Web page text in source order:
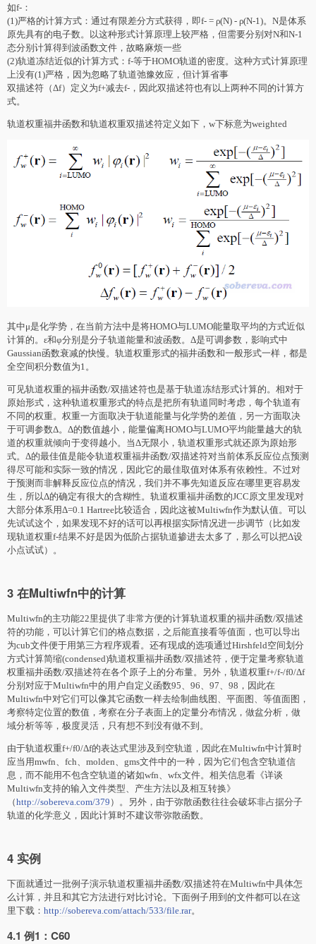
如f-：
(1)严格的计算方式：通过有限差分方式获得，即f- = ρ(N) - ρ(N-1)。N是体系
原先具有的电子数。以这种形式计算原理上较严格，但需要分别对N和N-1
态分别计算得到波函数文件，故略麻烦一些
(2)轨道冻结近似的计算方式：f-等于HOMO轨道的密度。这种方式计算原理
上没有(1)严格，因为忽略了轨道弛豫效应，但计算省事
双描述符（Δf）定义为f+减去f-，因此双描述符也有以上两种不同的计算方
式。
轨道权重福井函数和轨道权重双描述符定义如下，w下标意为weighted
其中μ是化学势，在当前方法中是将HOMO与LUMO能量取平均的方式近似
计算的。ε和φ分别是分子轨道能量和波函数。Δ是可调参数，影响式中
Gaussian函数衰减的快慢。轨道权重形式的福井函数和一般形式一样，都是
全空间积分数值为1。
可见轨道权重的福井函数/双描述符也是基于轨道冻结形式计算的。相对于
原始形式，这种轨道权重形式的特点是把所有轨道同时考虑，每个轨道有
不同的权重。权重一方面取决于轨道能量与化学势的差值，另一方面取决
于可调参数Δ。Δ的数值越小，能量偏离HOMO与LUMO平均能量越大的轨
道的权重就倾向于变得越小。当Δ无限小，轨道权重形式就还原为原始形
式。Δ的最佳值是能令轨道权重福井函数/双描述符对当前体系反应位点预测
得尽可能和实际一致的情况，因此它的最佳取值对体系有依赖性。不过对
于预测而非解释反应位点的情况，我们并不事先知道反应在哪里更容易发
生，所以Δ的确定有很大的含糊性。轨道权重福井函数的JCC原文里发现对
大部分体系用Δ=0.1 Hartree比较适合，因此这被Multiwfn作为默认值。可以
先试试这个，如果发现不好的话可以再根据实际情况进一步调节（比如发
现轨道权重f-结果不好是因为低阶占据轨道掺进去太多了，那么可以把Δ设
小点试试）。
3 在Multiwfn中的计算
Multiwfn的主功能22里提供了非常方便的计算轨道权重的福井函数/双描述
符的功能，可以计算它们的格点数据，之后能直接看等值面，也可以导出
为cub文件便于用第三方程序观看。还有现成的选项通过Hirshfeld空间划分
方式计算简缩(condensed)轨道权重福井函数/双描述符，便于定量考察轨道
权重福井函数/双描述符在各个原子上的分布量。另外，轨道权重f+/f-/f0/Δf
分别对应于Multiwfn中的用户自定义函数95、96、97、98，因此在
Multiwfn中对它们可以像其它函数一样去绘制曲线图、平面图、等值面图，
考察特定位置的数值，考察在分子表面上的定量分布情况，做盆分析，做
域分析等等，极度灵活，只有想不到没有做不到。
由于轨道权重f+/f0/Δf的表达式里涉及到空轨道，因此在Multiwfn中计算时
应当用mwfn、fch、molden、gms文件中的一种，因为它们包含空轨道信
息，而不能用不包含空轨道的诸如wfn、wfx文件。相关信息看《详谈
Multiwfn支持的输入文件类型、产生方法以及相互转换》
（http://sobereva.com/379 ）。另外，由于弥散函数往往会破坏非占据分子
轨道的化学意义，因此计算时不建议带弥散函数。
4 实例
下面就通过一批例子演示轨道权重福井函数/双描述符在Multiwfn中具体怎
么计算，并且和其它方法进行对比讨论。下面例子用到的文件都可以在这
里下载： http://sobereva.com/attach/533/file.rar。
4.1 例1：C60